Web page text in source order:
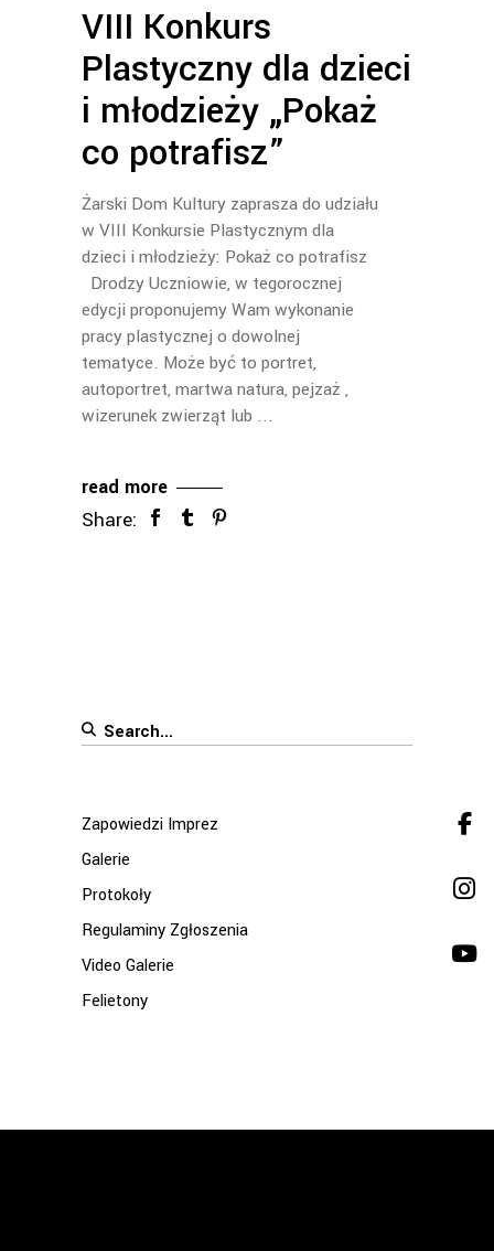
VIII Konkurs
Plastyczny dla dzieci
i młodzieży „Pokaż
co potrafisz”
Żarski Dom Kultury zaprasza do udziału
w VIII Konkursie Plastycznym dla
dzieci i młodzieży: Pokaż co potrafisz
Drodzy Uczniowie, w tegorocznej
edycji proponujemy Wam wykonanie
pracy plastycznej o dowolnej
tematyce. Może być to portret,
autoportret, martwa natura, pejzaż ,
wizerunek zwierząt lub
read more
Share:
Search
Zapowiedzi Imprez
Galerie
Protokoły
Regulaminy Zgłoszenia
Video Galerie
Felietony